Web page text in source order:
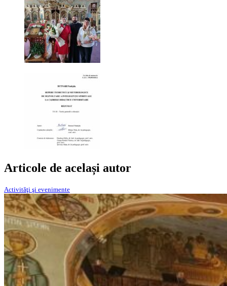
Articole de același autor
Activităţi şi evenimente